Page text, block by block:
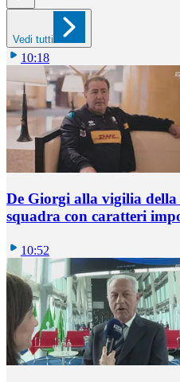
Vedi tutti
10:18
De Giorgi alla vigilia
squadra con caratteri
10:52